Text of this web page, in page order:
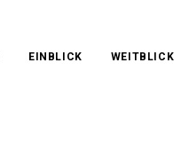
EINBLICK WEITBLICK